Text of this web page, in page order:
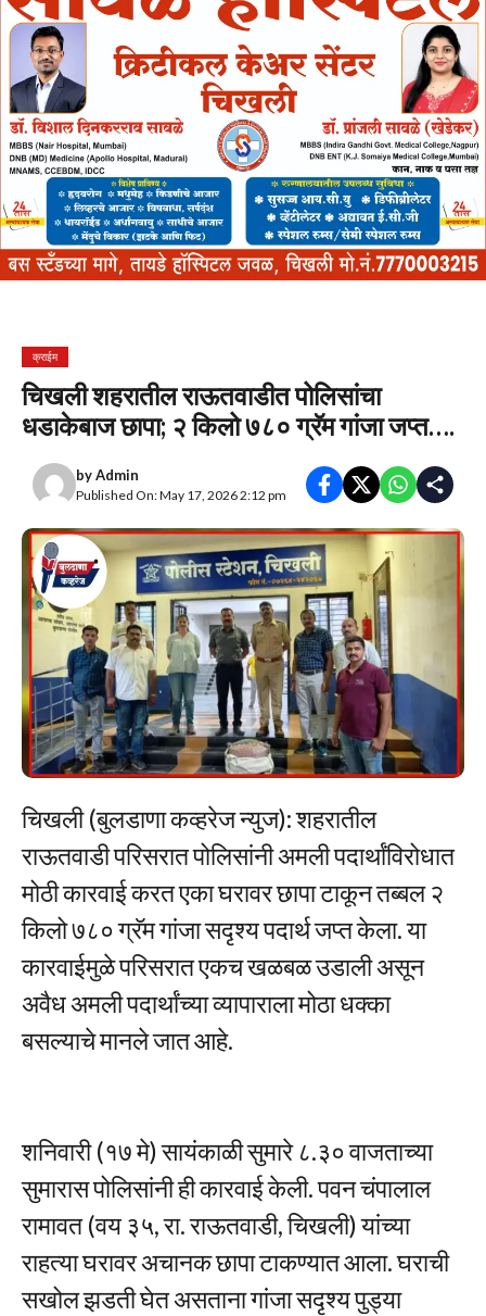
क्राईम
चिखली शहरातील राऊतवाडीत पोलिसांचा
धडाकेबाज छापा; २ किलो ७८० ग्रॅम गांजा जप्त….
byAdmin
Published On: May 17, 2026 2:12 pm
चिखली (बुलडाणा कव्हरेज न्युज): शहरातील
राऊतवाडी परिसरात पोलिसांनी अमली पदार्थांविरोधात
मोठी कारवाई करत एका घरावर छापा टाकून तब्बल २
किलो ७८० ग्रॅम गांजा सदृश्य पदार्थ जप्त केला. या
कारवाईमुळे परिसरात एकच खळबळ उडाली असून
अवैध अमली पदार्थांच्या व्यापाराला मोठा धक्का
बसल्याचे मानले जात आहे.
शनिवारी (१७ मे) सायंकाळी सुमारे ८.३० वाजताच्या
सुमारास पोलिसांनी ही कारवाई केली. पवन चंपालाल
रामावत (वय ३५, रा. राऊतवाडी, चिखली) यांच्या
राहत्या घरावर अचानक छापा टाकण्यात आला. घराची
सखोल झडती घेत असताना गांजा सदृश्य पुड्या